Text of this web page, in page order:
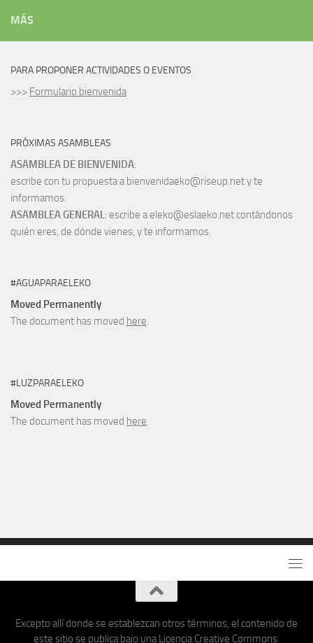
MÁS
PARA PROPONER ACTIVIDADES O EVENTOS
>>> Formulario bienvenida
PRÓXIMAS ASAMBLEAS
ASAMBLEA DE BIENVENIDA:
escribe con tu propuesta a bienvenidaeko@riseup.net y te
informamos.
ASAMBLEA GENERAL : escribe a eleko@eslaeko.net contándonos
quién eres, de dónde vienes, y te informamos.
#AGUAPARAELEKO
Moved Permanently
The document has moved here
#LUZPARAELEKO
Moved Permanently
The document has moved here
Excepto allí donde se establezcan otros términos, el contenido de
este sitio se publica bajo una Licencia Creative Commons.